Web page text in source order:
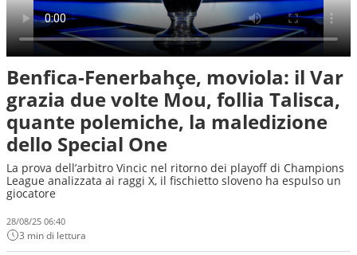
Benfica-Fenerbahçe, moviola: il Var
grazia due volte Mou, follia Talisca,
quante polemiche, la maledizione
dello Special One
La prova dell’arbitro Vincic nel ritorno dei playoff di Champions
League analizzata ai raggi X, il fischietto sloveno ha espulso un
giocatore
28/08/25 06:40
3 min di lettura